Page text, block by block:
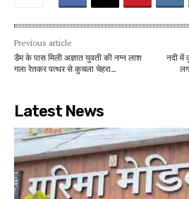
Previous article
डैम के पास मिली अज्ञात युवती की नग्न लाश
गला रेतकर पत्थर से कुचला चेहरा…
नदी में
Latest News